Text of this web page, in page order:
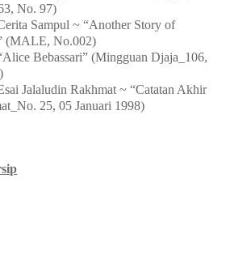
No. 97)
Sampul ~ “Another Story of
(MALE, No.002)
Bebassari” (Mingguan Djaja_106,
Jalaludin Rakhmat ~ “Catatan Akhir
25, 05 Januari 1998)